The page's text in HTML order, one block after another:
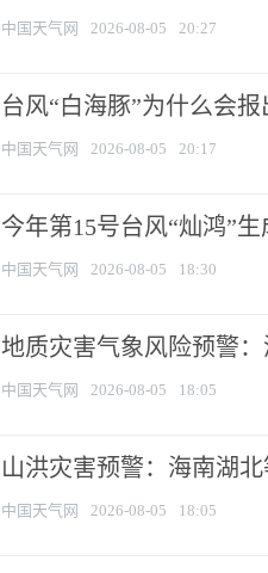
中国天气网 2026-08-05 20:27
台风“白海豚”为什么会报
中国天气网 2026-08-05 20:17
今年第15号台风“灿鸿”
中国天气网 2026-08-05 18:30
地质灾害气象风险预警
中国天气网 2026-08-05 18:05
山洪灾害预警：海南湖
中国天气网 2026-08-05 18:05